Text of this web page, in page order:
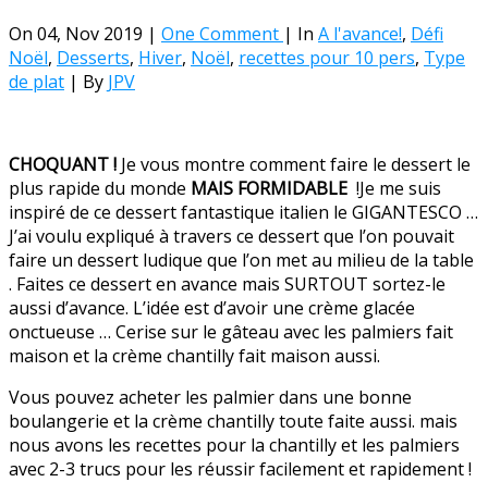
On 04, Nov 2019 | One Comment | In A l'avance!, Défi
Noël, Desserts, Hiver, Noël, recettes pour 10 pers, Type
de plat | By JPV
CHOQUANT ! Je vous montre comment faire le dessert le
plus rapide du monde MAIS FORMIDABLE !Je me suis
inspiré de ce dessert fantastique italien le GIGANTESCO …
J’ai voulu expliqué à travers ce dessert que l’on pouvait
faire un dessert ludique que l’on met au milieu de la table
. Faites ce dessert en avance mais SURTOUT sortez-le
aussi d’avance. L’idée est d’avoir une crème glacée
onctueuse … Cerise sur le gâteau avec les palmiers fait
maison et la crème chantilly fait maison aussi.
Vous pouvez acheter les palmier dans une bonne
boulangerie et la crème chantilly toute faite aussi. mais
nous avons les recettes pour la chantilly et les palmiers
avec 2-3 trucs pour les réussir facilement et rapidement !